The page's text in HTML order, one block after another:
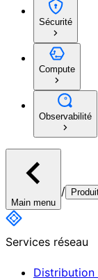
Sécurité
Compute
Observabilité
Main menu
/
Services réseau
Distribution